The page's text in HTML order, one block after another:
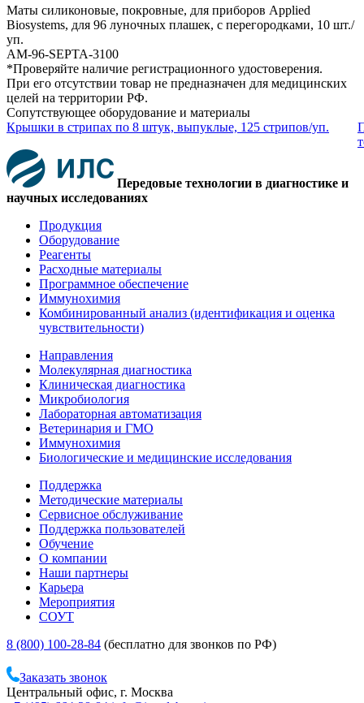
Маты силиконовые, покровные, для приборов Applied
Biosystems, для 96 луночных плашек, с перегородками, 10 шт./
уп.
AM-96-SEPTA-3100
*Проверяйте наличие регистрационного удостоверения.
При его отсутствии товар не предназначен для медицинских
целей на территории РФ.
Сопутствующее оборудование и материалы
Крышки в стрипах по 8 штук, выпуклые, 125 стрипов/уп.
Передовые технологии в диагностике и
научных исследованиях
Продукция
Оборудование
Реагенты
Расходные материалы
Программное обеспечение
Иммунохимия
Комбинированный анализ (идентификация и оценка
чувствительности)
Направления
Молекулярная диагностика
Клиническая диагностика
Микробиология
Лабораторная автоматизация
Ветеринария и ГМО
Иммунохимия
Биологические и медицинские исследования
Поддержка
Методические материалы
Сервисное обслуживание
Поддержка пользователей
Обучение
О компании
Наши партнеры
Карьера
Мероприятия
СОУТ
8 (800) 100-28-84 (бесплатно для звонков по РФ)
Заказать звонок
Центральный офис, г. Москва